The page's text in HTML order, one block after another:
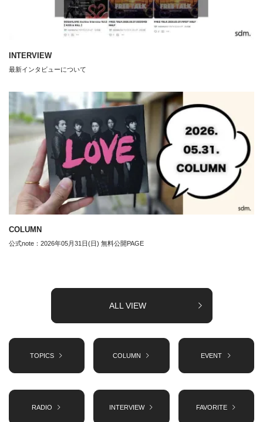
INTERVIEW
最新インタビューについて
COLUMN
公式note：2026年05月31日(日) 無料公開PAGE
ALL VIEW
TOPICS COLUMN EVENT
RADIO INTERVIEW FAVORITE